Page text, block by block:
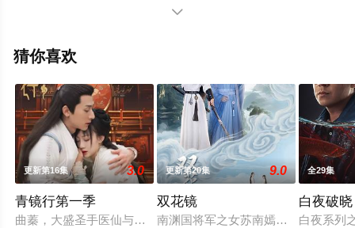
陆电视剧，大结局剧情已揭晓（1-24全集），手机免费观
关信息可移步至豆瓣电视剧、电视猫或剧情网等平台了

猜你喜欢
更新第16集 3.0
青镜行第一季
曲蓁，大盛圣手医仙与宸王容瑾笙，不同阶层不同身份的两个
更新第20集 9.0
双花镜
南渊国将军之女苏南嫣自幼习武，乃
全29集
白夜破晓
白夜系列